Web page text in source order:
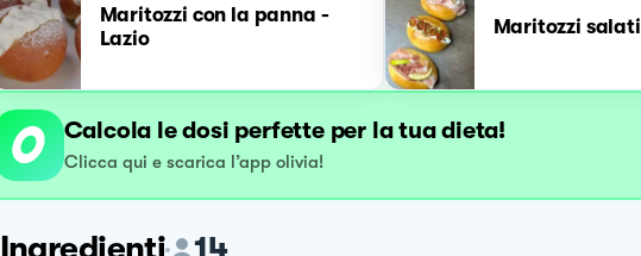
Maritozzi con la panna -
Lazio
Maritozzi salati
Calcola le dosi perfette per la tua dieta!
Clicca qui e scarica l’app olivia!